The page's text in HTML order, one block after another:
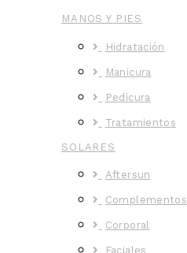
MANOS Y PIES
Hidratación
Manicura
Pedicura
Tratamientos
SOLARES
Aftersun
Complementos
Corporal
Faciales